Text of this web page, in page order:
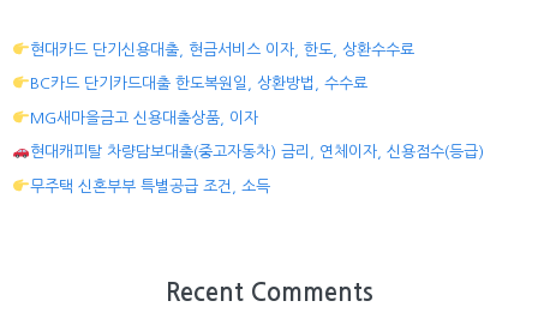
현대카드 단기신용대출, 현금서비스 이자, 한도, 상환수수료
BC카드 단기카드대출 한도복원일, 상환방법, 수수료
MG새마을금고 신용대출상품, 이자
현대캐피탈 차량담보대출(중고자동차) 금리, 연체이자, 신용점수(등급)
무주택 신혼부부 특별공급 조건, 소득
Recent Comments